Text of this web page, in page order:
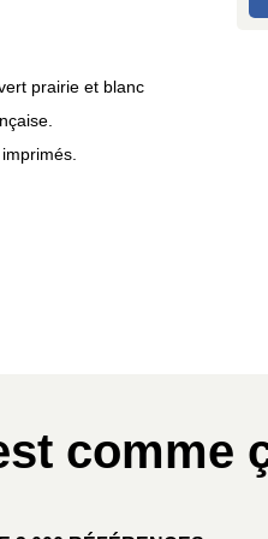
prairie et blanc
comme